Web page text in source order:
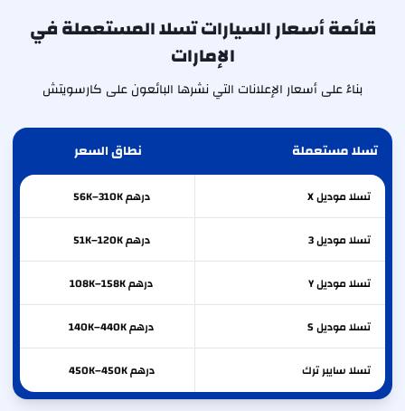
قائمة أسعار السيارات تسلا المستعملة في
الإمارات
بناءً على أسعار الإعلانات التي نشرها البائعون على كارسويتش
تسلا مستعملة نطاق السعر
تسلاموديل X درهم 56K–310K
تسلاموديل 3 درهم 51K–120K
تسلاموديل Y درهم 108K–158K
تسلاموديل S درهم 140K–440K
تسلا سايبر ترك درهم 450K–450K